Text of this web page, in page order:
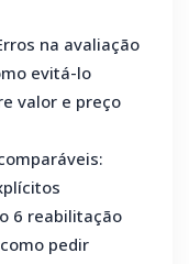
na avaliação
evitá-lo
valor e preço
6 reabilitação
pedir